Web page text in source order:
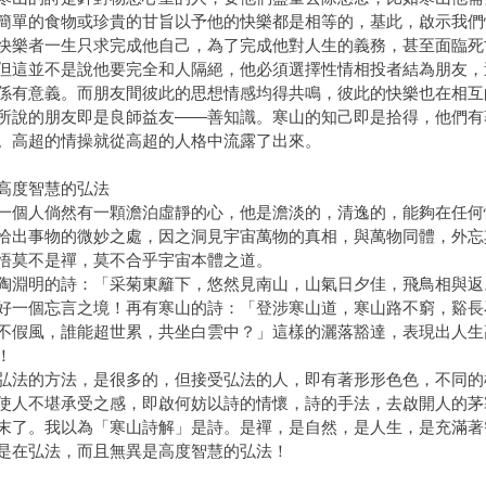
單的食物或珍貴的甘旨以予他的快樂都是相等的，基此，啟示我
樂者一生只求完成他自己，為了完成他對人生的義務，甚至面臨
不是說他要完全和人隔絕，他必須選擇性情相投者結為朋友，
有意義。而朋友間彼此的思想情感均得共鳴，彼此的快樂也在相
說的朋友即是良師益友——善知識。寒山的知己即是拾得，他們
高超的情操就從高超的人格中流露了出來。
度智慧的弘法
倘然有一顆澹泊虛靜的心，他是澹淡的，清逸的，能夠在任何
出事物的微妙之處，因之洞見宇宙萬物的真相，與萬物同體，外
莫不是禪，莫不合乎宇宙本體之道。
的詩：「采菊東籬下，悠然見南山，山氣日夕佳，飛鳥相與返
忘言之境！再有寒山的詩：「登涉寒山道，寒山路不窮，谿長
假風，誰能超世累，共坐白雲中？」這樣的灑落豁達，表現出人
方法，是很多的，但接受弘法的人，即有著形形色色，不同的
人不堪承受之感，即啟何妨以詩的情懷，詩的手法，去啟開人的
我以為「寒山詩解」是詩。是禪，是自然，是人生，是充滿
在弘法，而且無異是高度智慧的弘法！